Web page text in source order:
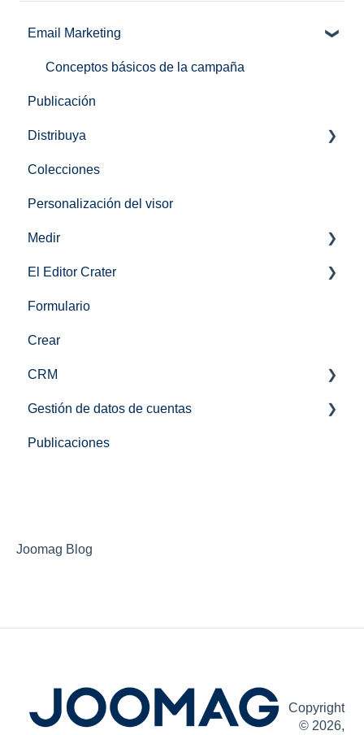
Email Marketing
Conceptos básicos de la campaña
Publicación
Distribuya
Compartir en privado
Incrustar una colección
Personalización de URL
Colecciones
Personalización del visor
Medir
Analítica
El Editor Crater
Enlaces
Conceptos Básicos del Editor Crater
Popups
Vídeos
Formulario
Crear
CRM
Contactos
Listas
Gestión de datos de cuentas
Usuarios
Publicaciones
Joomag Blog
Copyright
© 2026,